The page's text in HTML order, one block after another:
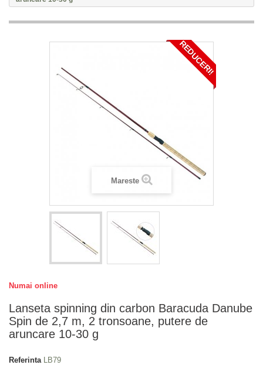
REDUCERI!
Mareste
Numai online
Lanseta spinning din carbon Baracuda Danube
Spin de 2,7 m, 2 tronsoane, putere de
aruncare 10-30 g
Referinta
LB79